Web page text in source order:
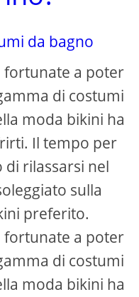
da bagno
fortunate a poter
di costumi
moda bikini ha
Il tempo per
rilassarsi nel
sulla
preferito.
fortunate a poter
di costumi
moda bikini ha